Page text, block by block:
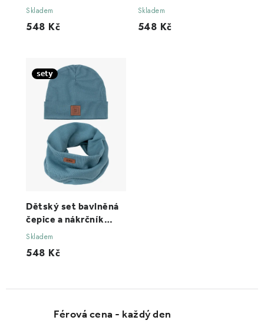
Férová cena - každý den
organic ed december
Skladem
548 Kč
organic ed black do 11
Skladem
548 Kč
Dětský set bavlněná
čepice a nákrčník
organic ed hydro do
sety
Skladem
548 Kč